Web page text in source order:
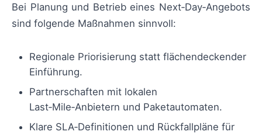
Bei Planung und Betrieb eines Next‑Day‑Angebots
sind folgende Maßnahmen sinnvoll:
Regionale Priorisierung statt flächendeckender
Einführung.
Partnerschaften mit lokalen
Last‑Mile‑Anbietern und Paketautomaten.
Klare SLA‑Definitionen und Rückfallpläne für